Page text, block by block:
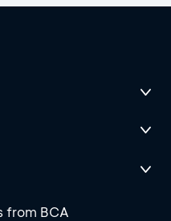
from BCA